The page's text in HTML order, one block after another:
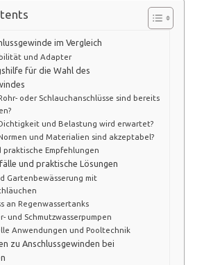
im Vergleich
und Adapter
für die Wahl des
oder Schlauchanschlüsse sind bereits
und Belastung wird erwartet?
und Materialien sind akzeptabel?
praktische Empfehlungen
und praktische Lösungen
Gartenbewässerung mit
an Regenwassertanks
und Schmutzwasserpumpen
Anwendungen und Pooltechnik
zu Anschlussgewinden bei